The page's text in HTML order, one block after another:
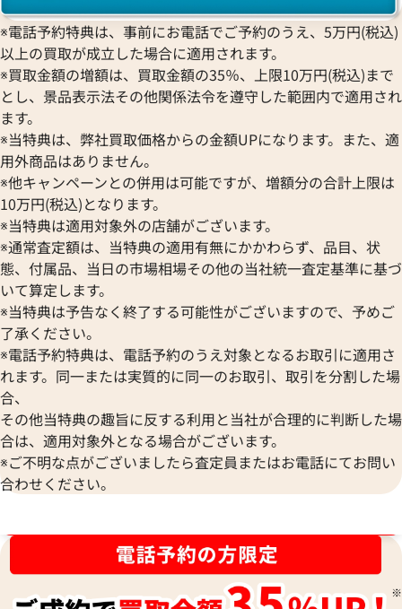
ルイ・ヴィトン ヴェルニ ドット インフィ
ニティ ロックイットMM トートバッグ パ
テント ブラック×イエロー M91398
参考買取価格
ASK
2022年6月18日時点
ルイ・ヴィトン
参考買取価格
2026年1月17日時
※電話予約特典は、事前にお電話でご予約のうえ、5万円(税込)
以上の買取が成立した場合に適用されます。
※買取金額の増額は、買取金額の35％、上限10万円(税込)まで
とし、景品表示法その他関係法令を遵守した範囲内で適用され
ます。
※当特典は、弊社買取価格からの金額UPになります。また、適
用外商品はありません。
※他キャンペーンとの併用は可能ですが、増額分の合計上限は
10万円(税込)となります。
※当特典は適用対象外の店舗がございます。
※通常査定額は、当特典の適用有無にかかわらず、品目、状
態、付属品、当日の市場相場その他の当社統一査定基準に基づ
いて算定します。
※当特典は予告なく終了する可能性がございますので、予めご
了承ください。
※電話予約特典は、電話予約のうえ対象となるお取引に適用さ
れます。同一または実質的に同一のお取引、取引を分割した場
合、
その他当特典の趣旨に反する利用と当社が合理的に判断した場
合は、適用対象外となる場合がございます。
※ご不明な点がございましたら査定員またはお電話にてお問い
合わせください。